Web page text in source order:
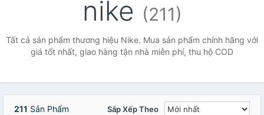
nike (211)
Tất cả sản phẩm thương hiệu Nike. Mua sản phẩm chính hãng với
giá tốt nhất, giao hàng tận nhà miễn phí, thu hộ COD
211 Sản Phẩm Sắp Xếp Theo